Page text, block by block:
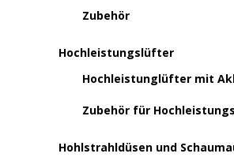
Zubehör
Hochleistungslüfter
Hochleistunglüfter mit
Zubehör für
Hohlstrahldüsen und